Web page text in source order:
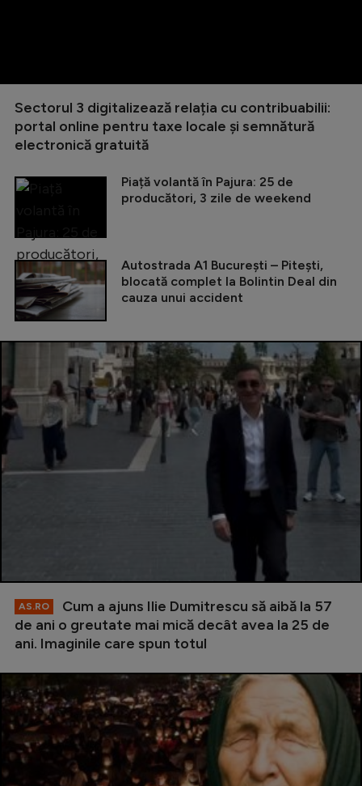
Sectorul 3 digitalizează relația cu contribuabilii:
portal online pentru taxe locale și semnătură
electronică gratuită
Piață volantă în Pajura: 25 de
producători, 3 zile de weekend
Autostrada A1 București – Pitești,
blocată complet la Bolintin Deal din
cauza unui accident
AS.RO
Cum a ajuns Ilie Dumitrescu să aibă la 57
de ani o greutate mai mică decât avea la 25 de
ani. Imaginile care spun totul